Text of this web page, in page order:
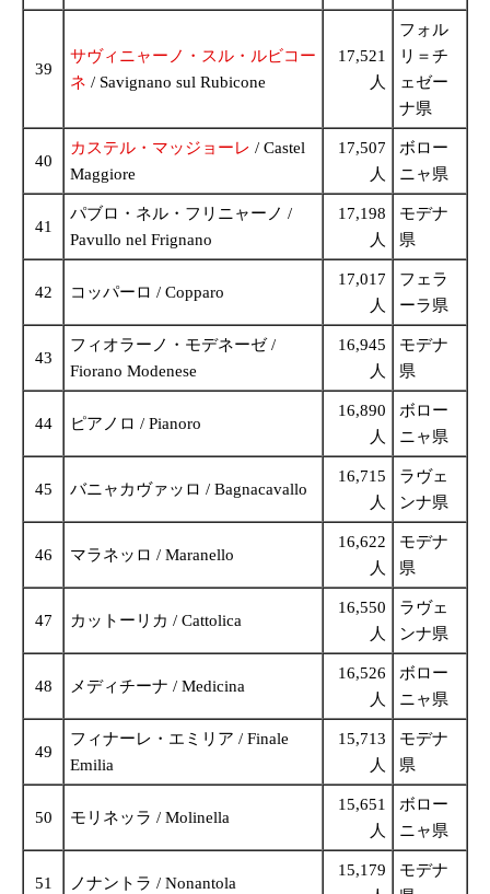
39
サヴィニャーノ・スル・ルビコー
ネ / Savignano sul Rubicone
17,521
人
フォル
リ＝チ
ェゼー
ナ県
40
カステル・マッジョーレ / Castel
Maggiore
17,507
人
ボロー
ニャ県
41
パブロ・ネル・フリニャーノ /
Pavullo nel Frignano
17,198
人
モデナ
県
42 コッパーロ / Copparo
17,017
人
フェラ
ーラ県
43
フィオラーノ・モデネーゼ /
Fiorano Modenese
16,945
人
モデナ
県
44 ピアノロ / Pianoro
16,890
人
ボロー
ニャ県
45 バニャカヴァッロ / Bagnacavallo
16,715
人
ラヴェ
ンナ県
46 マラネッロ / Maranello
16,622
人
モデナ
県
47 カットーリカ / Cattolica
16,550
人
ラヴェ
ンナ県
48 メディチーナ / Medicina
16,526
人
ボロー
ニャ県
49
フィナーレ・エミリア / Finale
Emilia
15,713
人
モデナ
県
50 モリネッラ / Molinella
15,651
人
ボロー
ニャ県
51 ノナントラ / Nonantola
15,179
モデナ